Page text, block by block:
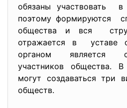
обязаны участвовать в
поэтому формируются
общества и вся
отражается в уставе
органом является
участников общества.
могут создаваться три
обществ.